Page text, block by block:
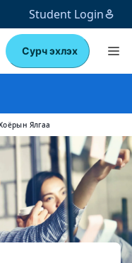
Student Login
Сурч эхлэх
Ялгаа